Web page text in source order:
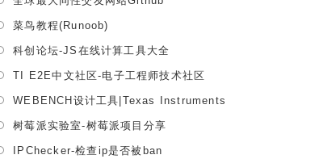
tab
tabnew
tab
菜鸟教程(Runoob)
a
new
tab
科创论坛-JS在线计算工具大全
a
new
TI E2E中文社区-电子工程师技术社区
WEBENCH设计工具|Texas Instruments
树莓派实验室-树莓派项目分享
IPChecker-检查ip是否被ban